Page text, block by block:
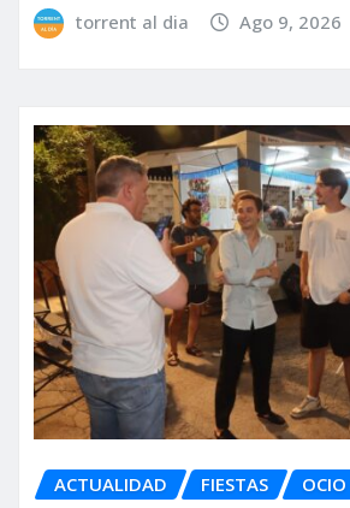
torrent al dia Ago 9, 2026
ACTUALIDAD FIESTAS OCIO